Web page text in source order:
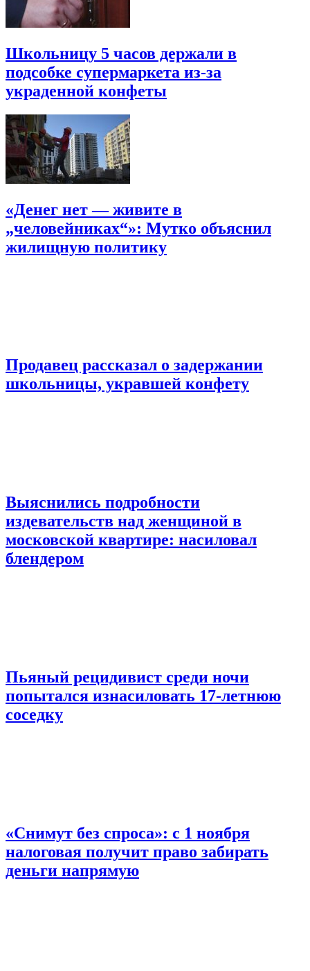
Школьницу 5 часов держали в
подсобке супермаркета из-за
украденной конфеты
«Денег нет — живите в
„человейниках“»: Мутко объяснил
жилищную политику
Продавец рассказал о задержании
школьницы, укравшей конфету
Выяснились подробности
издевательств над женщиной в
московской квартире: насиловал
блендером
Пьяный рецидивист среди ночи
попытался изнасиловать 17-летнюю
соседку
«Снимут без спроса»: с 1 ноября
налоговая получит право забирать
деньги напрямую